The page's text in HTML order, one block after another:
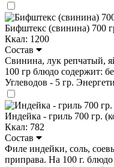
Бифштекс (свинина) 700
Ккал: 1200
Состав
Свинина, лук репчатый,
100 гр блюдо содержит:
Углеводов - 5 гр.
Индейка - гриль 700 гр.
Ккал: 782
Состав
Филе индейки, соль,
приправа. На 100 г.